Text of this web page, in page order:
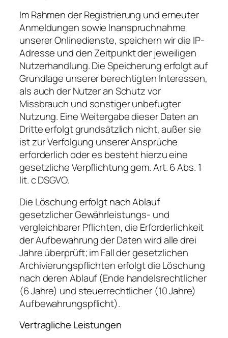
Im Rahmen der Registrierung und erneuter
Anmeldungen sowie Inanspruchnahme
unserer Onlinedienste, speichern wir die IP-
Adresse und den Zeitpunkt der jeweiligen
Nutzerhandlung. Die Speicherung erfolgt auf
Grundlage unserer berechtigten Interessen,
als auch der Nutzer an Schutz vor
Missbrauch und sonstiger unbefugter
Nutzung. Eine Weitergabe dieser Daten an
Dritte erfolgt grundsätzlich nicht, außer sie
ist zur Verfolgung unserer Ansprüche
erforderlich oder es besteht hierzu eine
gesetzliche Verpflichtung gem. Art. 6 Abs. 1
lit. c DSGVO.
Die Löschung erfolgt nach Ablauf
gesetzlicher Gewährleistungs- und
vergleichbarer Pflichten, die Erforderlichkeit
der Aufbewahrung der Daten wird alle drei
Jahre überprüft; im Fall der gesetzlichen
Archivierungspflichten erfolgt die Löschung
nach deren Ablauf (Ende handelsrechtlicher
(6 Jahre) und steuerrechtlicher (10 Jahre)
Aufbewahrungspflicht).
Vertragliche Leistungen